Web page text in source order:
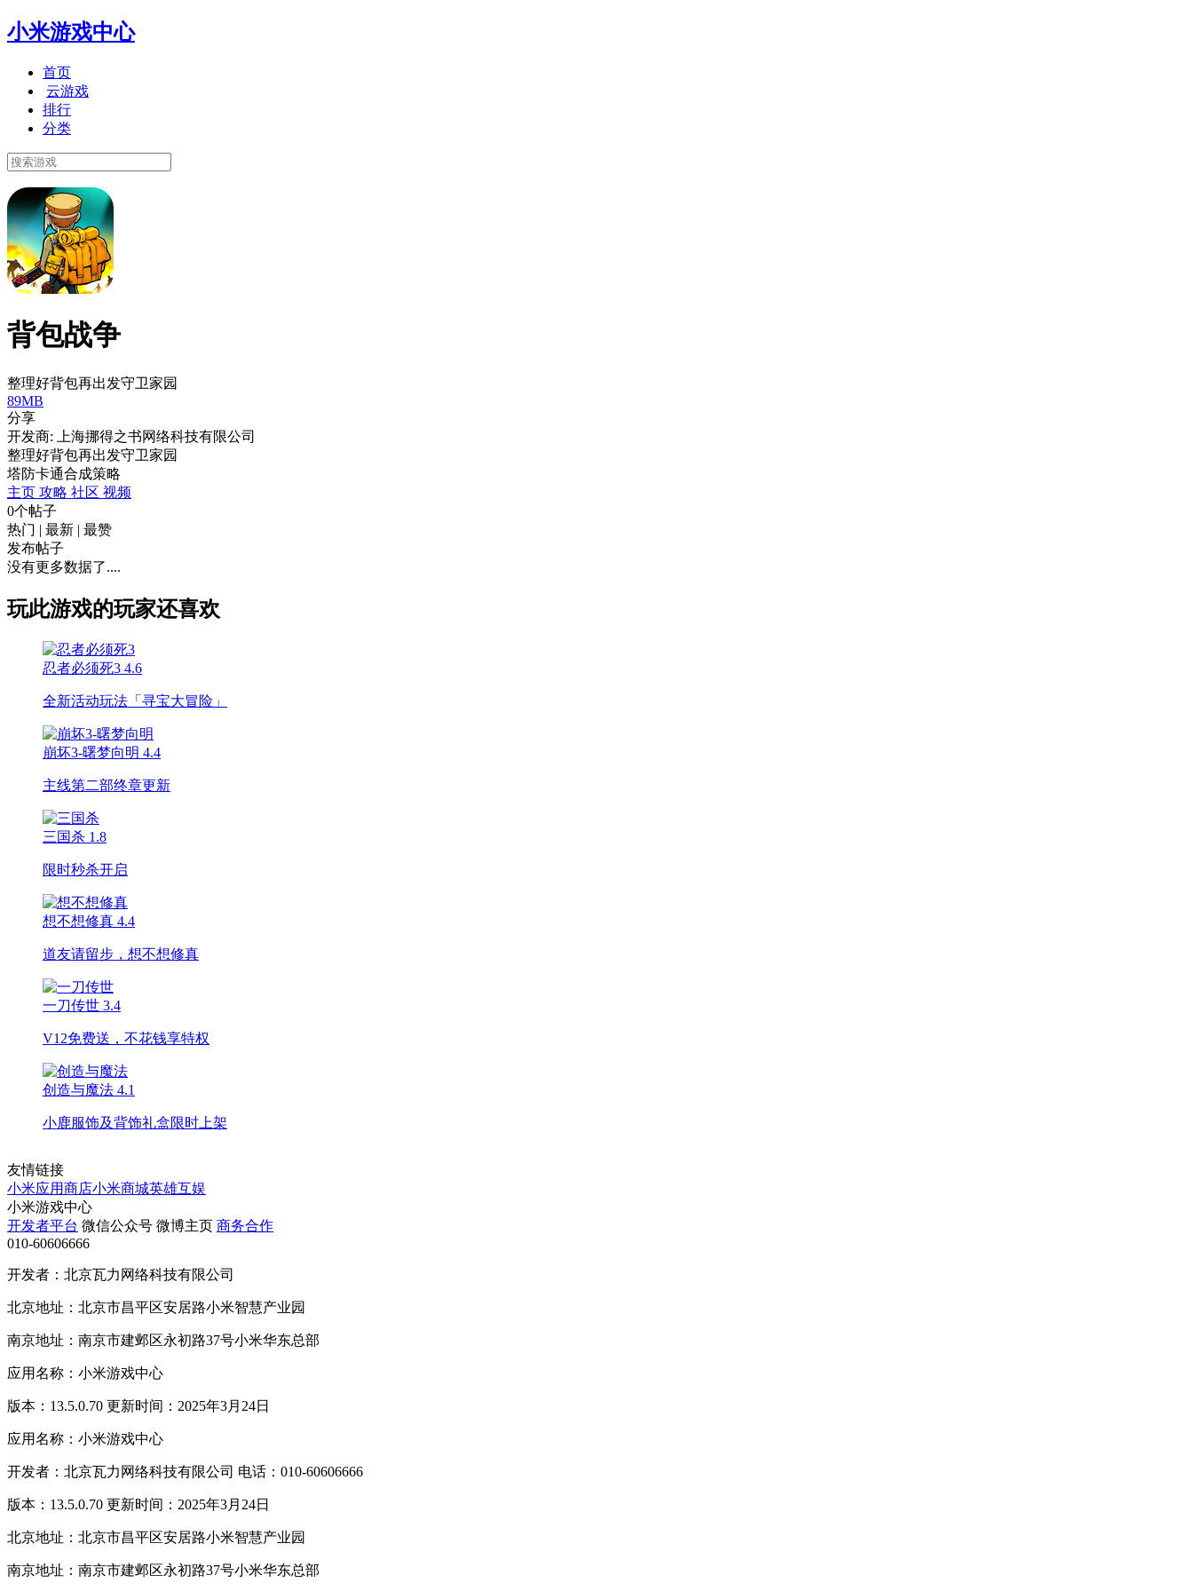
小米游戏中心
首页
云游戏
排行
分类
背包战争
整理好背包再出发守卫家园
89MB
分享
开发商: 上海挪得之书网络科技有限公司
整理好背包再出发守卫家园
塔防卡通合成策略
主页 攻略 社区 视频
0个帖子
热门 | 最新 | 最赞
发布帖子
没有更多数据了....
玩此游戏的玩家还喜欢
忍者必须死3 4.6
全新活动玩法「寻宝大冒险」
崩坏3-曙梦向明 4.4
主线第二部终章更新
三国杀 1.8
限时秒杀开启
想不想修真 4.4
道友请留步，想不想修真
一刀传世 3.4
V12免费送，不花钱享特权
创造与魔法 4.1
小鹿服饰及背饰礼盒限时上架
友情链接
小米应用商店小米商城英雄互娱
小米游戏中心
开发者平台 微信公众号 微博主页 商务合作
010-60606666
开发者：北京瓦力网络科技有限公司
北京地址：北京市昌平区安居路小米智慧产业园
南京地址：南京市建邺区永初路37号小米华东总部
应用名称：小米游戏中心
版本：13.5.0.70 更新时间：2025年3月24日
应用名称：小米游戏中心
开发者：北京瓦力网络科技有限公司 电话：010-60606666
版本：13.5.0.70 更新时间：2025年3月24日
北京地址：北京市昌平区安居路小米智慧产业园
南京地址：南京市建邺区永初路37号小米华东总部